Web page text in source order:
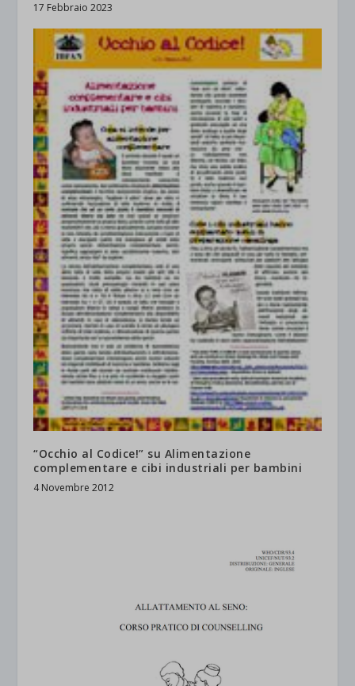
17 Febbraio 2023
“Occhio al Codice!” su Alimentazione
complementare e cibi industriali per bambini
4 Novembre 2012